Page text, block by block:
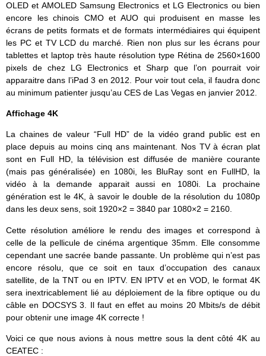
OLED et AMOLED Samsung Electronics et LG Electronics ou bien
encore les chinois CMO et AUO qui produisent en masse les
écrans de petits formats et de formats intermédiaires qui équipent
les PC et TV LCD du marché. Rien non plus sur les écrans pour
tablettes et laptop très haute résolution type Rétina de 2560×1600
pixels de chez LG Electronics et Sharp que l’on pourrait voir
apparaitre dans l’iPad 3 en 2012. Pour voir tout cela, il faudra donc
au minimum patienter jusqu’au CES de Las Vegas en janvier 2012.
Affichage 4K
La chaines de valeur “Full HD” de la vidéo grand public est en
place depuis au moins cinq ans maintenant. Nos TV à écran plat
sont en Full HD, la télévision est diffusée de manière courante
(mais pas généralisée) en 1080i, les BluRay sont en FullHD, la
vidéo à la demande apparait aussi en 1080i. La prochaine
génération est le 4K, à savoir le double de la résolution du 1080p
dans les deux sens, soit 1920×2 = 3840 par 1080×2 = 2160.
Cette résolution améliore le rendu des images et correspond à
celle de la pellicule de cinéma argentique 35mm. Elle consomme
cependant une sacrée bande passante. Un problème qui n’est pas
encore résolu, que ce soit en taux d’occupation des canaux
satellite, de la TNT ou en IPTV. EN IPTV et en VOD, le format 4K
sera inextricablement lié au déploiement de la fibre optique ou du
câble en DOCSYS 3. Il faut en effet au moins 20 Mbits/s de débit
pour obtenir une image 4K correcte !
Voici ce que nous avions à nous mettre sous la dent côté 4K au
CEATEC :